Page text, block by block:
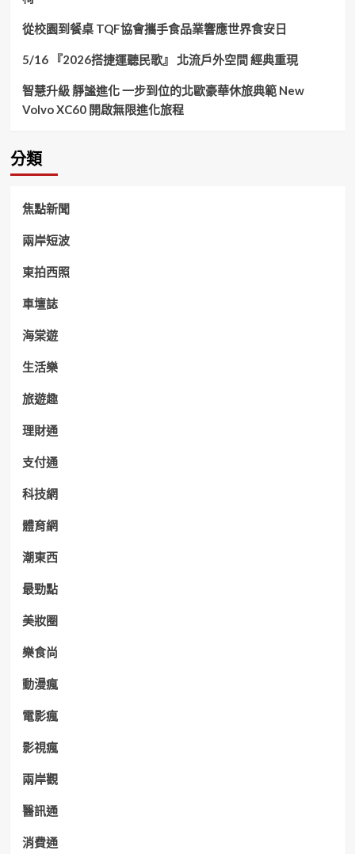
從校園到餐桌 TQF協會攜手食品業響應世界食安日
5/16 『2026搭捷運聽民歌』 北流戶外空間 經典重現
智慧升級 靜謐進化 一步到位的北歐豪華休旅典範 New
Volvo XC60 開啟無限進化旅程
分類
焦點新聞
兩岸短波
東拍西照
車壇誌
海棠遊
生活樂
旅遊趣
理財通
支付通
科技網
體育網
潮東西
最勁點
美妝圈
樂食尚
動漫瘋
電影瘋
影視瘋
兩岸觀
醫訊通
消費通